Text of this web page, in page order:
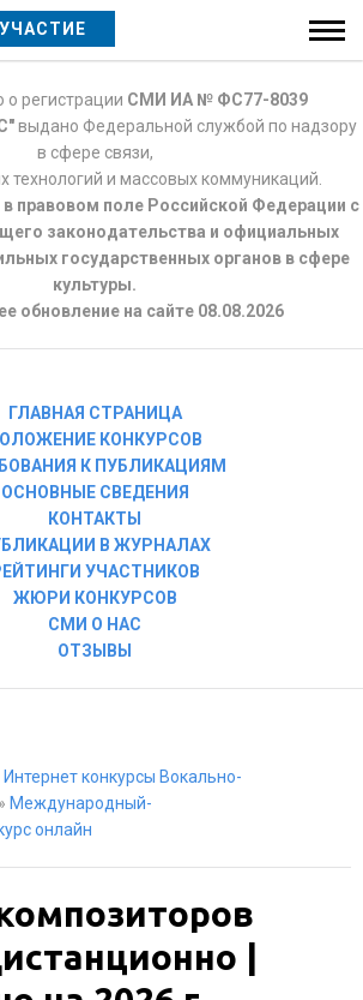
о регистрации СМИ ИА № ФС77-8039
выдано Федеральной службой по надзору
в сфере связи,
и массовых коммуникаций.
в правовом поле Российской Федерации с
законодательства и официальных
государственных органов в сфере
культуры.
обновление на сайте 08.08.2026
ГЛАВНАЯ СТРАНИЦА
КОНКУРСОВ
К ПУБЛИКАЦИЯМ
ОСНОВНЫЕ СВЕДЕНИЯ
КОНТАКТЫ
В ЖУРНАЛАХ
УЧАСТНИКОВ
ЖЮРИ КОНКУРСОВ
СМИ О НАС
ОТЗЫВЫ
Интернет конкурсы Вокально-
» Международный-
онлайн
|